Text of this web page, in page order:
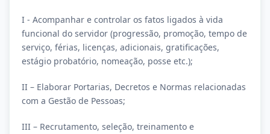
I - Acompanhar e controlar os fatos ligados à vida
funcional do servidor (progressão, promoção, tempo de
serviço, férias, licenças, adicionais, gratificações,
estágio probatório, nomeação, posse etc.);
II – Elaborar Portarias, Decretos e Normas relacionadas
com a Gestão de Pessoas;
III – Recrutamento, seleção, treinamento e